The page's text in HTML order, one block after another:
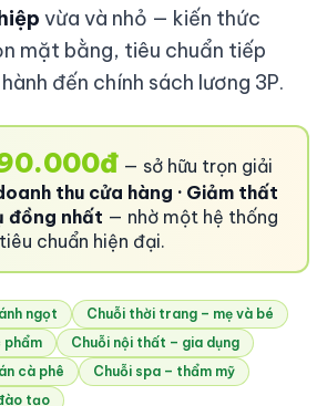
vừa và nhỏ — kiến thức
mặt bằng, tiêu chuẩn tiếp
đến chính sách lương 3P.
— sở hữu trọn giải
thu cửa hàng · Giảm thất
đồng nhất — nhờ một hệ thống
chuẩn hiện đại.
ngọt
Chuỗi thời trang – mẹ và bé
phẩm
Chuỗi nội thất – gia dụng
cà phê
Chuỗi spa – thẩm mỹ
tạo